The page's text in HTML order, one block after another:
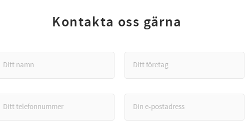
Kontakta oss gärna